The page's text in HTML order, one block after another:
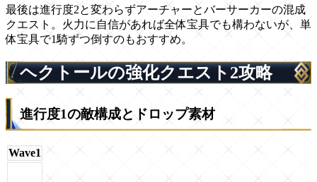
最後は進行度2と変わらずアーチャーとバーサーカーの混成
クエスト。火力に自信があれば全体宝具でも構わないが、単
体宝具で1騎ずつ倒すのもおすすめ。
ヘクトールの強化クエスト2攻略
進行度1の敵構成とドロップ素材
Wave1